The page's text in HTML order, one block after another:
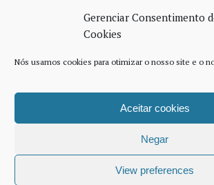
Gerenciar Consentimento
Cookies
Nós usamos cookies para otimizar o nosso site e o
Aceitar cookies
Negar
View preferences
SIGA-NOS NO FACEBOOK
ESTATUTO EDITORIAL
CONTACTE-
COPYRIGHT © 2026 - JORNAL NOVO REGIONAL |